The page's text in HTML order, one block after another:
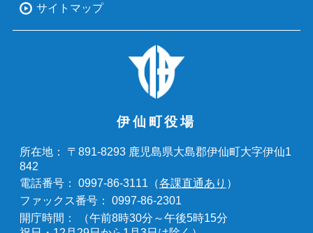
サイトマップ
伊仙町役場
所在地：
〒891-8293 鹿児島県大島郡伊仙町大字伊仙1
842
電話番号：
0997-86-3111（各課直通あり ）
ファックス番号：
0997-86-2301
開庁時間：
（午前8時30分～午後5時15分